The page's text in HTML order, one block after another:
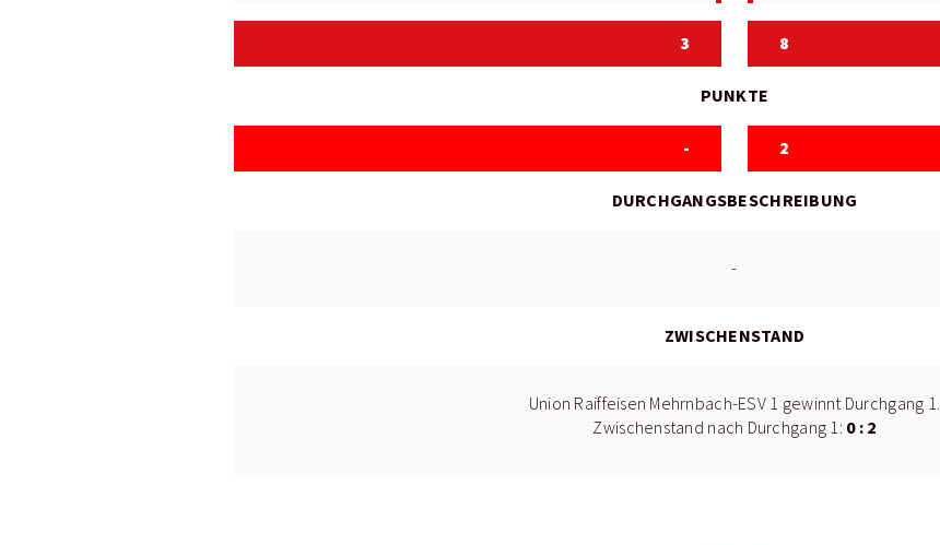
3 8
PUNKTE
- 2
DURCHGANGSBESCHREIBUNG
-
ZWISCHENSTAND
Union Raiffeisen Mehrnbach-ESV 1 gewinnt Durchgang 1.
Zwischenstand nach Durchgang 1: 0 : 2